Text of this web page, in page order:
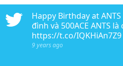
Happy Birthday at
đình và 500ACE ANTS
https://t.co/IQKHiAn7Z9
9 years ago